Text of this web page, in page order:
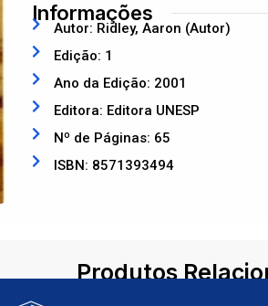
Informações
Autor: Ridley, Aaron (Autor)
Edição: 1
Ano da Edição: 2001
Editora: Editora UNESP
Nº de Páginas: 65
ISBN: 8571393494
Produtos